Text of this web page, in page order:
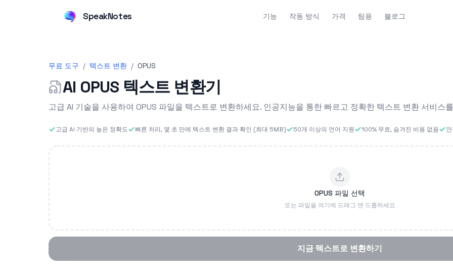
SpeakNotes 기능 작동 방식 가격 팀용 블로그
무료 도구 / 텍스트 변환 / OPUS
AI OPUS 텍스트 변환기
고급 AI 기술을 사용하여 OPUS 파일을 텍스트로 변환하세요. 인공지능을 통한 빠르고 정확한 텍스트 변환 서비스
고급 AI 기반의 높은 정확도 빠른 처리, 몇 초 만에 텍스트 변환 결과 확인 (최대 5MB) 50개 이상의 언어 지원 100% 무료, 숨겨진 비용 없음
OPUS 파일 선택
또는 파일을 여기에 드래그 앤 드롭하세요
지금 텍스트로 변환하기